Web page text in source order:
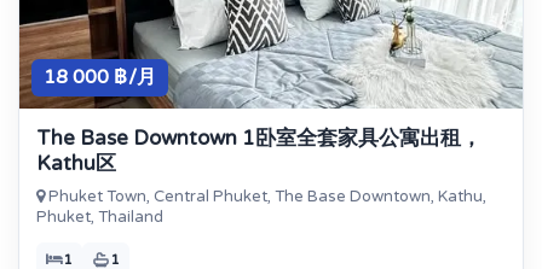
18 000 ฿/月
The Base Downtown 1卧室全套家具公寓出租，
Kathu区
Phuket Town, Central Phuket, The Base Downtown, Kathu,
Phuket, Thailand
1 1